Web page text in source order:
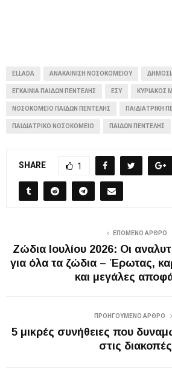
ELLADA ΑΝΑΚΑΊΝΙΣΗ ΝΟΣΟΚΟΜΕΊΟΥ
ΕΓΚΑΊΝΙΑ ΠΑΊΔΩΝ ΠΕΝΤΈΛΗΣ ΕΣΥ ΚΥΡΙΆΚΟΣ
ΝΟΣΟΚΟΜΕΊΟ ΠΑΊΔΩΝ ΠΕΝΤΈΛΗΣ ΠΑΙΔΙΑΤΡΙΚΉ
ΠΑΙΔΙΑΤΡΙΚΌ ΝΟΣΟΚΟΜΕΊΟ ΠΑΊΔΩΝ ΠΕΝΤΈΛΗΣ
SHARE 1
ΕΠΌΜΕΝΟ ΆΡΘΡΟ
Ζώδια Ιουλίου 2026: Οι
για όλα τα ζώδια – Έρωτας,
και μεγάλες
ΠΡΟΗΓΟΎΜΕΝΟ ΆΡΘΡΟ
5 μικρές συνήθειες που
στις διακοπές